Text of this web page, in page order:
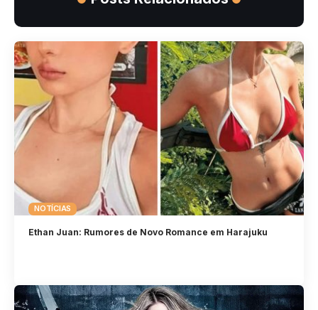
NOTÍCIAS
Ethan Juan: Rumores de Novo Romance em Harajuku